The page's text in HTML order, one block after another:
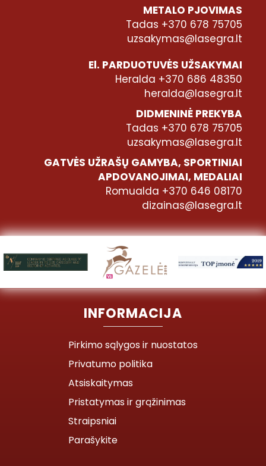
METALO PJOVIMAS
Tadas +370 678 75705
uzsakymas@lasegra.lt
El. PARDUOTUVĖS UŽSAKYMAI
Heralda +370 686 48350
heralda@lasegra.lt
DIDMENINĖ PREKYBA
Tadas +370 678 75705
uzsakymas@lasegra.lt
GATVĖS UŽRAŠŲ GAMYBA, SPORTINIAI
APDOVANOJIMAI, MEDALIAI
Romualda +370 646 08170
dizainas@lasegra.lt
INFORMACIJA
Pirkimo sąlygos ir nuostatos
Privatumo politika
Atsiskaitymas
Pristatymas ir grąžinimas
Straipsniai
Parašykite